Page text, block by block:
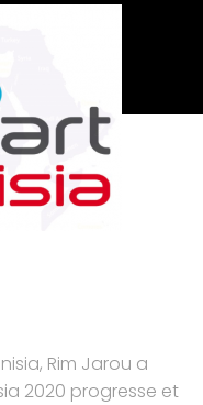
Rim Jarou a
2020 progresse et